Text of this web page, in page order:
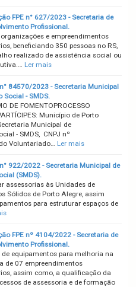
FPE n° 627/2023 - Secretaria de
Profissional.
e empreendimentos
beneficiando 350 pessoas no RS,
realizado de assistência social ou
Ler mais
84570/2023 - Secretaria Municipal
Social - SMDS.
DE FOMENTOPROCESSO
Município de Porto
Municipal de
- SMDS, CNPJ nº
Voluntariado…
Ler mais
922/2022 - Secretaria Municipal de
(SMDS).
assessorias às Unidades de
Sólidos de Porto Alegre, assim
para estruturar espaços de
FPE nº 4104/2022 - Secretaria de
Profissional.
equipamentos para melhoria na
de 07 empreendimentos
assim como, a qualificação da
de assessoria e de formação